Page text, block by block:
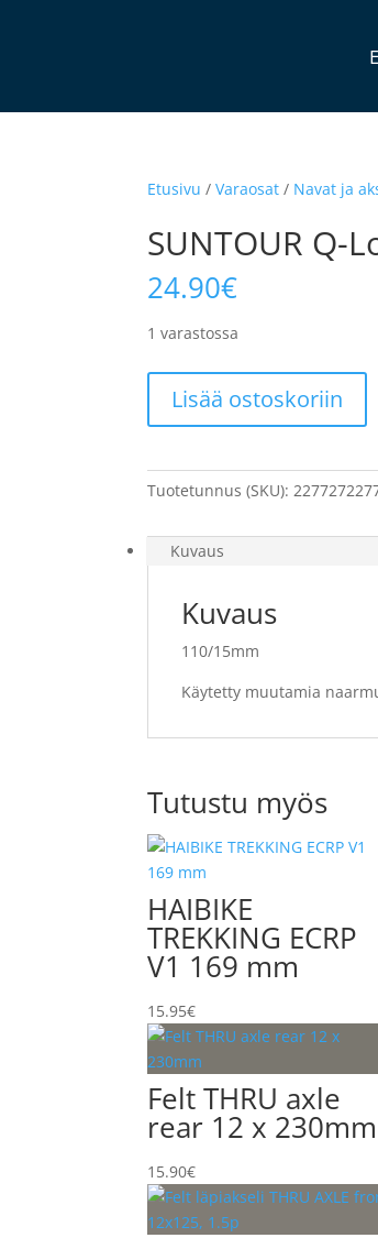
Etusivu /Varaosat / Navat ja
SUNTOUR Q-
24.90€
1 varastossa
Loc
käyetty
Lisää ostoskoriin
Tuotetunnus (SKU):
Kuvaus
Kuvaus
110/15mm
Käytetty muutamia
Tutustu myös
HAIBIKE
TREKKING ECRP
V1 169 mm
15.95€
Felt THRU axle
rear 12 x 230mm
15.90€